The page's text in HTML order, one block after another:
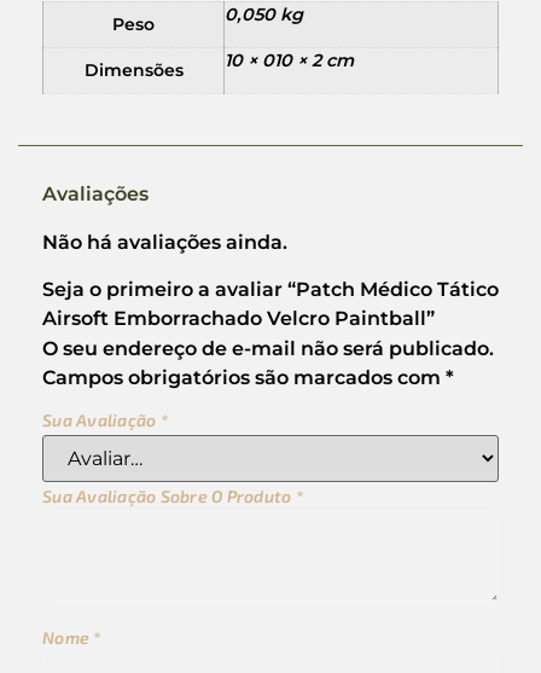
Peso 0,050 kg
Dimensões 10 × 010 × 2 cm
Avaliações
Não há avaliações ainda.
Seja o primeiro a avaliar “Patch Médico Tático
Airsoft Emborrachado Velcro Paintball”
O seu endereço de e-mail não será publicado.
Campos obrigatórios são marcados com *
Sua Avaliação *
Sua Avaliação Sobre O Produto *
Nome *